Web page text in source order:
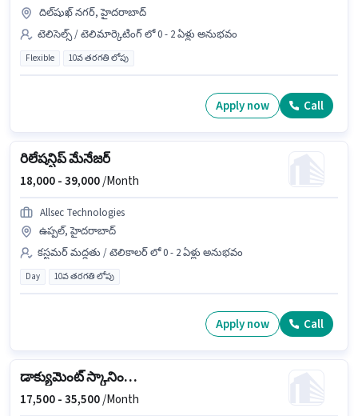
దిల్‌షుఖ్ నగర్, హైదరాబాద్
టెలిసెల్స్ / టెలిమార్కెటింగ్ లో 0 - 2 ఏళ్లు అనుభవం
Flexible 10వ తరగతి లోపు
Apply now Call
రిలేషన్షిప్ మేనేజర్
18,000 -39,000/Month
Allsec Technologies
ఉప్పల్, హైదరాబాద్
కస్టమర్ మద్దతు / టెలికాలర్ లో 0 - 2 ఏళ్లు అనుభవం
Day 10వ తరగతి లోపు
Apply now Call
డాక్యుమెంట్ స్కానింగ్ (ఆఫీస్)
17,500 -35,500/Month